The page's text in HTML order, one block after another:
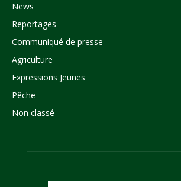
News
Reportages
Communiqué de presse
Agriculture
Expressions Jeunes
Pêche
Non classé